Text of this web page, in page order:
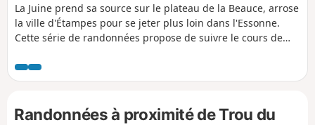
La Juine prend sa source sur le plateau de la Beauce, arrose
la ville d'Étampes pour se jeter plus loin dans l'Essonne.
Cette série de randonnées propose de suivre le cours de
gare mais d'autres sont des boucles sur les coteaux qui
encadrent la rivière.
Randonnées à proximité de Trou du